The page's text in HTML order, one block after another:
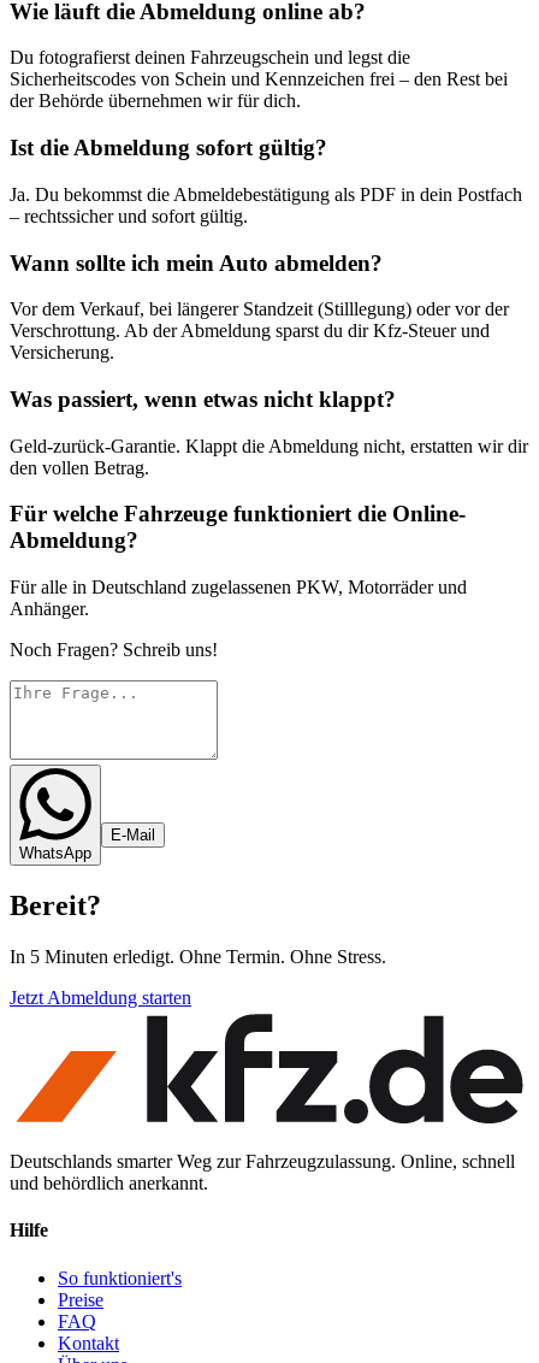
Wie läuft die Abmeldung online ab?
Du fotografierst deinen Fahrzeugschein und legst die
Sicherheitscodes von Schein und Kennzeichen frei – den Rest bei
der Behörde übernehmen wir für dich.
Ist die Abmeldung sofort gültig?
Ja. Du bekommst die Abmeldebestätigung als PDF in dein Postfach
– rechtssicher und sofort gültig.
Wann sollte ich mein Auto abmelden?
Vor dem Verkauf, bei längerer Standzeit (Stilllegung) oder vor der
Verschrottung. Ab der Abmeldung sparst du dir Kfz-Steuer und
Versicherung.
Was passiert, wenn etwas nicht klappt?
Geld-zurück-Garantie. Klappt die Abmeldung nicht, erstatten wir dir
den vollen Betrag.
Für welche Fahrzeuge funktioniert die Online-
Abmeldung?
Für alle in Deutschland zugelassenen PKW, Motorräder und
Anhänger.
Noch Fragen? Schreib uns!
WhatsApp
E-Mail
Bereit?
In 5 Minuten erledigt. Ohne Termin. Ohne Stress.
Jetzt Abmeldung starten
Deutschlands smarter Weg zur Fahrzeugzulassung. Online, schnell
und behördlich anerkannt.
Hilfe
So funktioniert's
Preise
FAQ
Kontakt